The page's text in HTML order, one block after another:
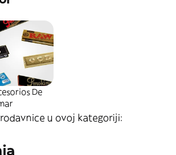
De
u ovoj kategoriji: